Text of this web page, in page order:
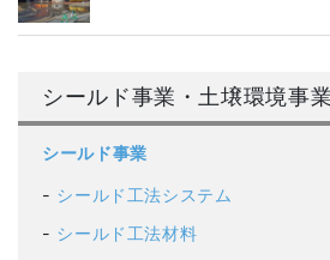
シールド事業・土壌環境事業
シールド事業
シールド工法システム
シールド工法材料